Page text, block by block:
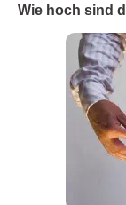
Wie hoch sind